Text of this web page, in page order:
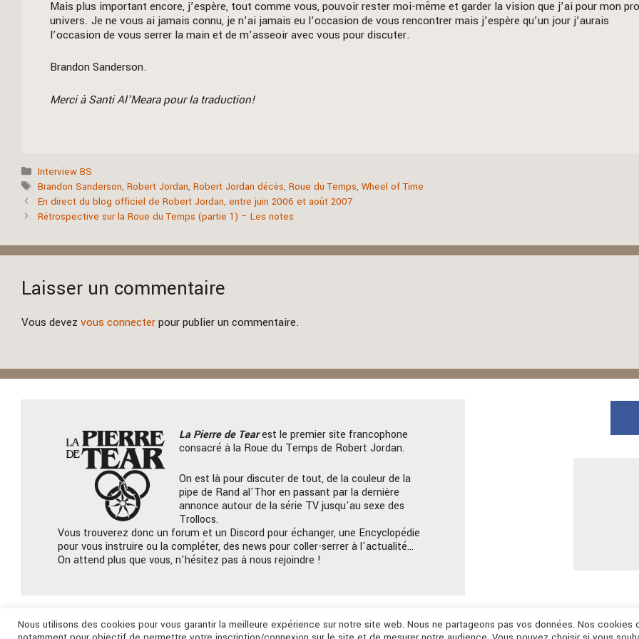
Mais plus important encore, j’espère, tout comme vous, pouvoir rester moi-même et garder la vision que j’ai pour mon
univers. Je ne vous ai jamais connu, je n’ai jamais eu l’occasion de vous rencontrer mais j’espère qu’un jour j’aurais
l’occasion de vous serrer la main et de m’asseoir avec vous pour discuter.
Brandon Sanderson.
Merci à Santi Al’Meara pour la traduction!
Catégories
Interview BS
Étiquettes
Brandon Sanderson,Robert Jordan,Robert Jordan décès,Roue du Temps,Wheel of Time
En direct du blog officiel de Robert Jordan, entre juin 2006 et août 2007
Rétrospective sur la Roue du Temps (partie 1) – Les notes
Laisser un commentaire
Vous devez vous connecterpour publier un commentaire.
La Pierrede Tearest le premier site francophone
consacré à la Roue du Temps de Robert Jordan.
On est là pour discuter de tout, de la couleur de la
pipe de Rand al'Thor en passant par la dernière
annonce autour de la série TV jusqu'au sexe des
Trollocs.
Vous trouverez donc un forum et un Discord pour échanger, une Encyclopédie
pour vous instruire ou la compléter, des news pour coller-serrer à l'actualité…
On attend plus que vous, n'hésitez pas à nous rejoindre !
Nous utilisons des cookies pour vous garantir la meilleure expérience sur notre site web. Nous ne partageons pas vos données. Nos cookies